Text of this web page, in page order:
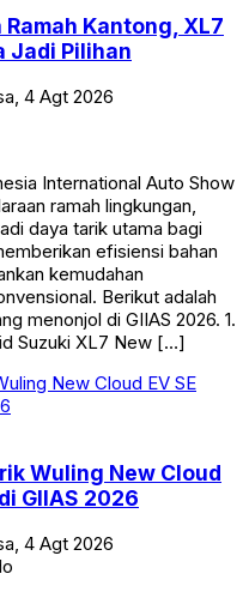
Kantong, XL7
Jadi Pilihan
4 Agt 2026
International Auto Show
ramah lingkungan,
daya tarik utama bagi
efisiensi bahan
kemudahan
Berikut adalah
menonjol di GIIAS 2026. 1.
Suzuki XL7 New […]
Wuling New Cloud
GIIAS 2026
4 Agt 2026